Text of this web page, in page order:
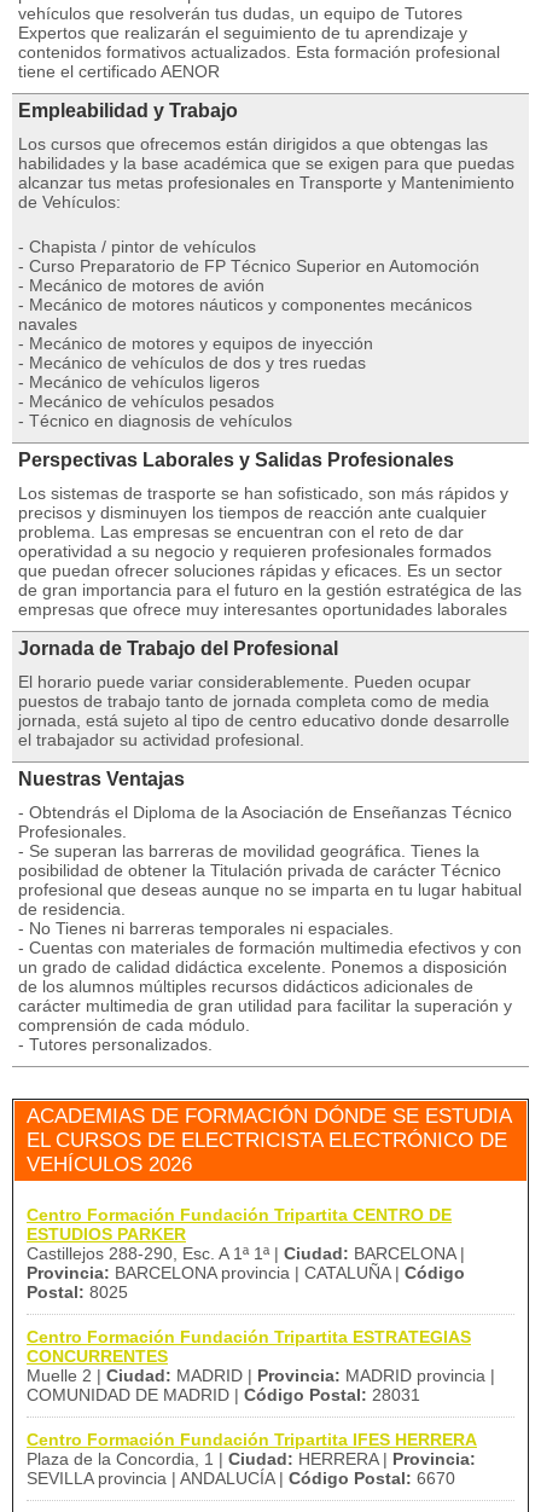
vehículos que resolverán tus dudas, un equipo de Tutores
Expertos que realizarán el seguimiento de tu aprendizaje y
contenidos formativos actualizados. Esta formación profesional
tiene el certificado AENOR
Empleabilidad y Trabajo
Los cursos que ofrecemos están dirigidos a que obtengas las
habilidades y la base académica que se exigen para que puedas
alcanzar tus metas profesionales en Transporte y Mantenimiento
de Vehículos:
- Chapista / pintor de vehículos
- Curso Preparatorio de FP Técnico Superior en Automoción
- Mecánico de motores de avión
- Mecánico de motores náuticos y componentes mecánicos
navales
- Mecánico de motores y equipos de inyección
- Mecánico de vehículos de dos y tres ruedas
- Mecánico de vehículos ligeros
- Mecánico de vehículos pesados
- Técnico en diagnosis de vehículos
Perspectivas Laborales y Salidas Profesionales
Los sistemas de trasporte se han sofisticado, son más rápidos y
precisos y disminuyen los tiempos de reacción ante cualquier
problema. Las empresas se encuentran con el reto de dar
operatividad a su negocio y requieren profesionales formados
que puedan ofrecer soluciones rápidas y eficaces. Es un sector
de gran importancia para el futuro en la gestión estratégica de las
empresas que ofrece muy interesantes oportunidades laborales
Jornada de Trabajo del Profesional
El horario puede variar considerablemente. Pueden ocupar
puestos de trabajo tanto de jornada completa como de media
jornada, está sujeto al tipo de centro educativo donde desarrolle
el trabajador su actividad profesional.
Nuestras Ventajas
- Obtendrás el Diploma de la Asociación de Enseñanzas Técnico
Profesionales.
- Se superan las barreras de movilidad geográfica. Tienes la
posibilidad de obtener la Titulación privada de carácter Técnico
profesional que deseas aunque no se imparta en tu lugar habitual
de residencia.
- No Tienes ni barreras temporales ni espaciales.
- Cuentas con materiales de formación multimedia efectivos y con
un grado de calidad didáctica excelente. Ponemos a disposición
de los alumnos múltiples recursos didácticos adicionales de
carácter multimedia de gran utilidad para facilitar la superación y
comprensión de cada módulo.
- Tutores personalizados.
ACADEMIAS DE FORMACIÓN DÓNDE SE ESTUDIA
EL CURSOS DE ELECTRICISTA ELECTRÓNICO DE
VEHÍCULOS 2026
Centro Formación Fundación Tripartita CENTRO DE
ESTUDIOS PARKER
Castillejos 288-290, Esc. A 1ª 1ª | Ciudad: BARCELONA |
Provincia: BARCELONA provincia | CATALUÑA | Código
Postal: 8025
Centro Formación Fundación Tripartita ESTRATEGIAS
CONCURRENTES
Muelle 2 | Ciudad: MADRID | Provincia: MADRID provincia |
COMUNIDAD DE MADRID | Código Postal: 28031
Centro Formación Fundación Tripartita IFES HERRERA
Plaza de la Concordia, 1 | Ciudad: HERRERA | Provincia:
SEVILLA provincia | ANDALUCÍA | Código Postal: 6670